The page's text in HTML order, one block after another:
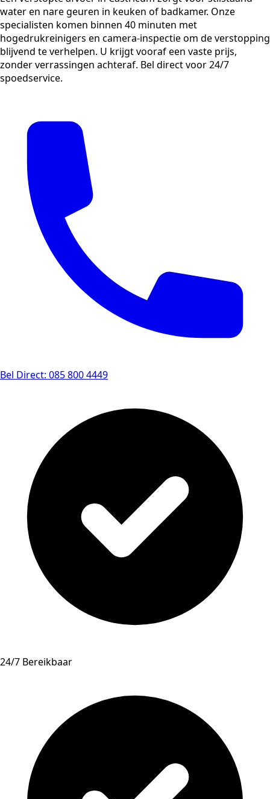
water en nare geuren in keuken of badkamer. Onze
specialisten komen binnen 40 minuten met
hogedrukreinigers en camera-inspectie om de verstopping
blijvend te verhelpen. U krijgt vooraf een vaste prijs,
zonder verrassingen achteraf. Bel direct voor 24/7
spoedservice.
Bel Direct: 085 800 4449
24/7 Bereikbaar